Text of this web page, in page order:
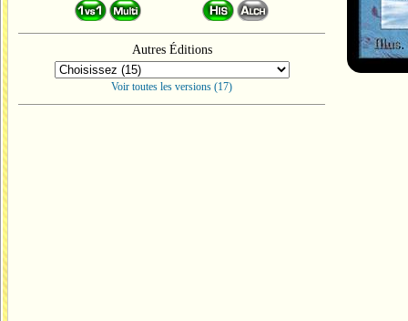
Autres Éditions
Voir toutes les versions (17)